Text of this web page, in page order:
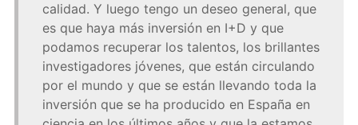
calidad. Y luego tengo un deseo general, que
es que haya más inversión en I+D y que
podamos recuperar los talentos, los brillantes
investigadores jóvenes, que están circulando
por el mundo y que se están llevando toda la
inversión que se ha producido en España en